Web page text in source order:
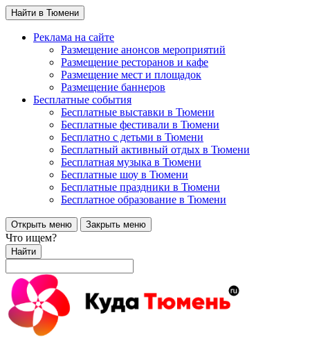
Найти в Тюмени
Реклама на сайте
Размещение анонсов мероприятий
Размещение ресторанов и кафе
Размещение мест и площадок
Размещение баннеров
Бесплатные события
Бесплатные выставки в Тюмени
Бесплатные фестивали в Тюмени
Бесплатно с детьми в Тюмени
Бесплатный активный отдых в Тюмени
Бесплатная музыка в Тюмени
Бесплатные шоу в Тюмени
Бесплатные праздники в Тюмени
Бесплатное образование в Тюмени
Открыть меню Закрыть меню
Что ищем?
Найти